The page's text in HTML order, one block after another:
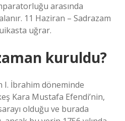
arasında
11 Haziran – Sadrazam
uğrar.
kuruldu?
I. İbrahim döneminde
Kara Mustafa Efendi’nin,
olduğu ve burada